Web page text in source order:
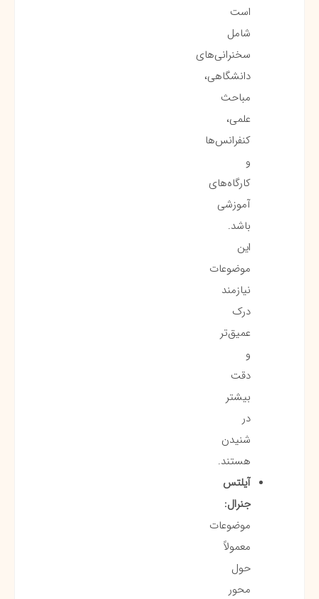
است
شامل
سخنرانی‌های
دانشگاهی،
مباحث
علمی،
کنفرانس‌ها
و
کارگاه‌های
آموزشی
باشد.
این
موضوعات
نیازمند
درک
عمیق‌تر
و
دقت
بیشتر
در
شنیدن
هستند.
آیلتس
جنرال:
موضوعات
معمولاً
حول
محور